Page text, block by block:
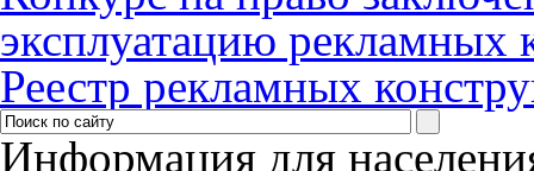
эксплуатацию рекламных
Реестр рекламных
Информация для